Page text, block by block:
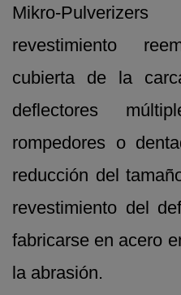
Mikro-
revestimiento
cubierta de la
deflectores
rompedores o
reducción del
revestimiento del
fabricarse en acero
la abrasión.